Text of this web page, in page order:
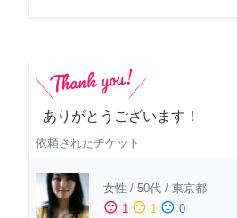
ありがとうございます！
依頼されたチケット
女性 / 50代 / 東京都
sentiment_satisfied 1 sentiment_neutral 1 sentiment_dissatisfied 0